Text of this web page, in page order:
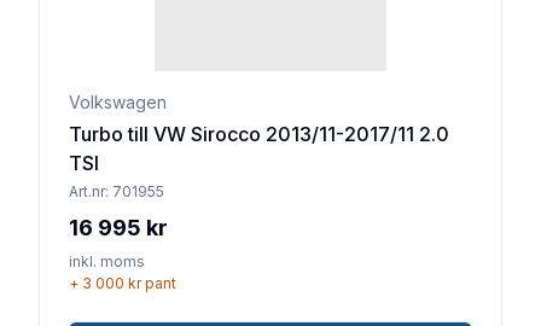
Volkswagen
Turbo till VW Sirocco 2013/11-2017/11 2.0
TSI
Art.nr: 701955
16 995 kr
inkl. moms
+ 3 000 krpant